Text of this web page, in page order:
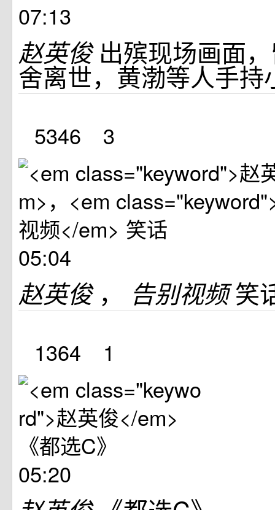
07:13
赵英俊 出殡现场画面
舍离世，黄渤等人手持
5346 3
05:04
赵英俊 ， 告别视频笑
1364 1
05:20